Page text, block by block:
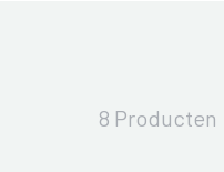
8 Producten